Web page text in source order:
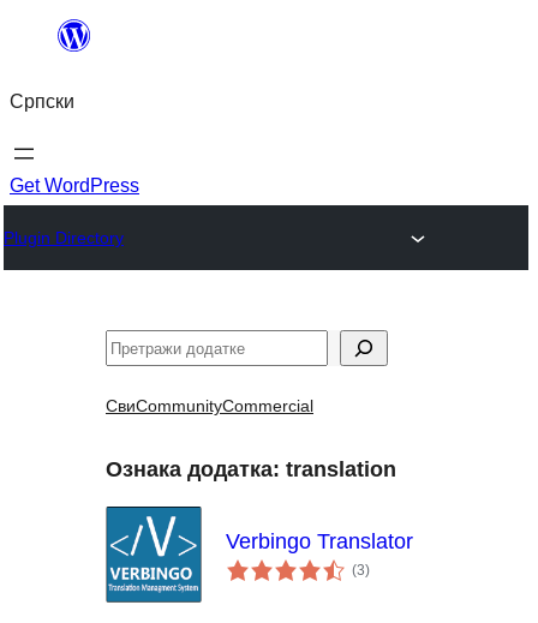
Скочи
садржај
Српски
Get WordPress
Plugin Directory
Претрага
СвиCommunityCommercial
Ознака додатка: translation
Verbingo Translator
(3укупних
оцена
)